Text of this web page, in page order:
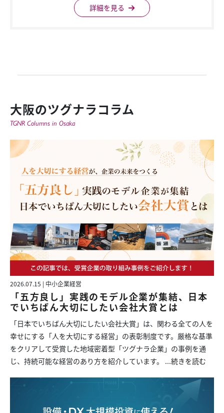
詳細を見る
大阪のツグナラコラム
TGNR Columns in Osaka
2026.07.15 | 中小企業経営
「五方良し」実践のモデル企業が集結、日本
でいちばん大切にしたい会社大賞とは
「日本でいちばん大切にしたい会社大賞」は、関わる全ての人を
幸せにする「人を大切にする経営」の表彰制度です。厳格な基準
をクリアして受賞した地域密着型「ツグナラ企業」の事例を通
じ、持続可能な経営のあり方を紹介しています。 ...続きを読む